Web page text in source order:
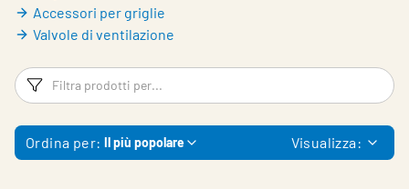
Accessori per griglie
Valvole di ventilazione
Filtri
Ordina per: Il più popolare Visualizza: